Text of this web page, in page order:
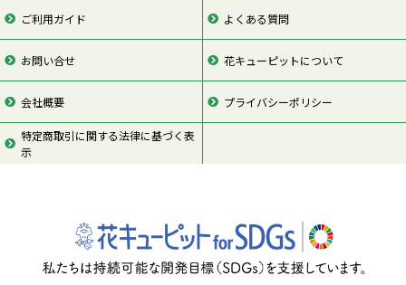
ご利用ガイド よくある質問
お問い合せ 花キューピットについて
会社概要 プライバシーポリシー
特定商取引に関する法律に基づく表
示
ページの先頭